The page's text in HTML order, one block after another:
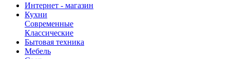
Интернет - магазин
Кухни
Современные
Классические
Бытовая техника
Мебель